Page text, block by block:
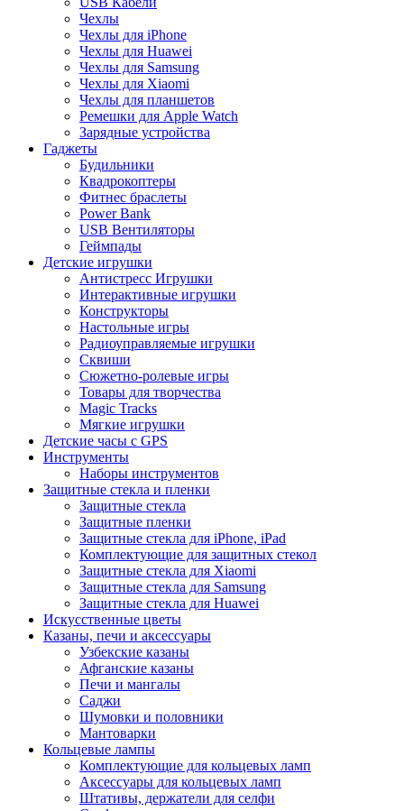
Чехлы
Чехлы для iPhone
Чехлы для Huawei
Чехлы для Samsung
Чехлы для Xiaomi
Чехлы для планшетов
Ремешки для Apple Watch
Зарядные устройства
Гаджеты
Будильники
Квадрокоптеры
Фитнес браслеты
Power Bank
USB Вентиляторы
Геймпады
Детские игрушки
Антистресс Игрушки
Интерактивные игрушки
Конструкторы
Настольные игры
Радиоуправляемые игрушки
Сквиши
Сюжетно-ролевые игры
Товары для творчества
Magic Tracks
Мягкие игрушки
Детские часы с GPS
Инструменты
Наборы инструментов
Защитные стекла и пленки
Защитные стекла
Защитные пленки
Защитные стекла для iPhone, iPad
Комплектующие для защитных стекол
Защитные стекла для Xiaomi
Защитные стекла для Samsung
Защитные стекла для Huawei
Искусственные цветы
Казаны, печи и аксессуары
Узбекские казаны
Афганские казаны
Печи и мангалы
Саджи
Шумовки и половники
Мантоварки
Кольцевые лампы
Комплектующие для кольцевых ламп
Аксессуары для кольцевых ламп
Штативы, держатели для селфи